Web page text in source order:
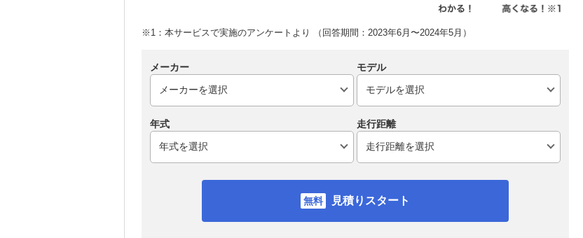
※1：本サービスで実施のアンケートより （回答期間：2023年6月〜2024年5月）
メーカー モデル
年式 走行距離
見積りスタート